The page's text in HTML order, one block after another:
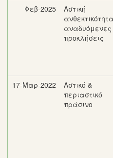
Φεβ-2025
Αστική
αναδυόμενες
προκλήσεις
17-Μαρ-2022
Αστικό &
περιαστικό
πράσινο